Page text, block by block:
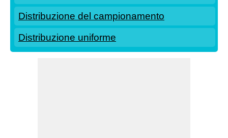
Distribuzione del campionamento
Distribuzione uniforme